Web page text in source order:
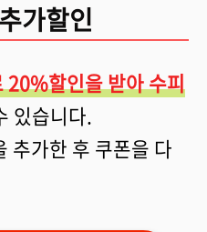
가할인
20%할인을 받아 수피
있습니다.
추가한 후 쿠폰을 다